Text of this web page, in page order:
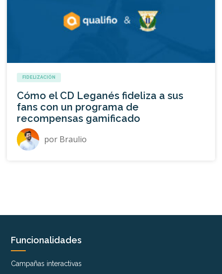
FIDELIZACIÓN
Cómo el CD Leganés fideliza a sus
fans con un programa de
recompensas gamificado
por Braulio
Funcionalidades
Campañas interactivas